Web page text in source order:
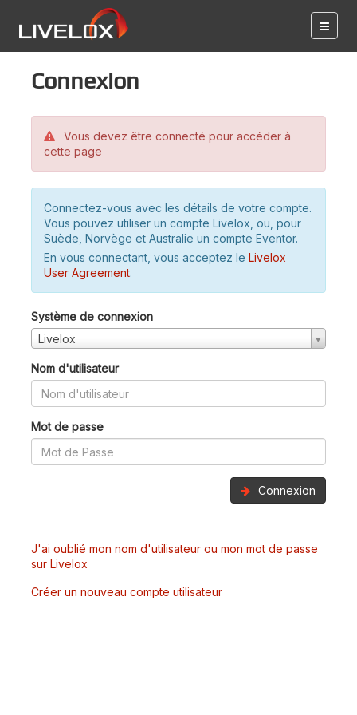
Connexion
Vous devez être connecté pour accéder à
cette page
Connectez-vous avec les détails de votre compte.
Vous pouvez utiliser un compte Livelox, ou, pour
Suède, Norvège et Australie un compte Eventor.
En vous connectant, vous acceptez le Livelox
User Agreement.
Système de connexion
Livelox
Nom d'utilisateur
Mot de passe
Connexion
J'ai oublié mon nom d'utilisateur ou mon mot de passe
sur Livelox
Créer un nouveau compte utilisateur